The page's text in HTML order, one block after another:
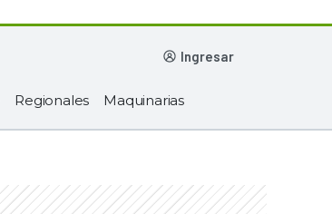
ingresar
Regionales Maquinarias